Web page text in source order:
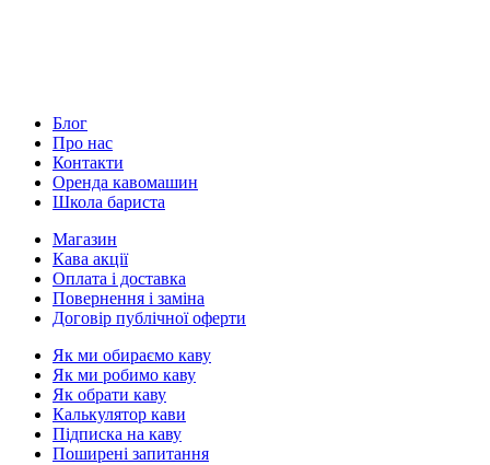
Блог
Про нас
Контакти
Оренда кавомашин
Школа бариста
Магазин
Кава акції
Оплата і доставка
Повернення і заміна
Договір публічної оферти
Як ми обираємо каву
Як ми робимо каву
Як обрати каву
Калькулятор кави
Підписка на каву
Поширені запитання